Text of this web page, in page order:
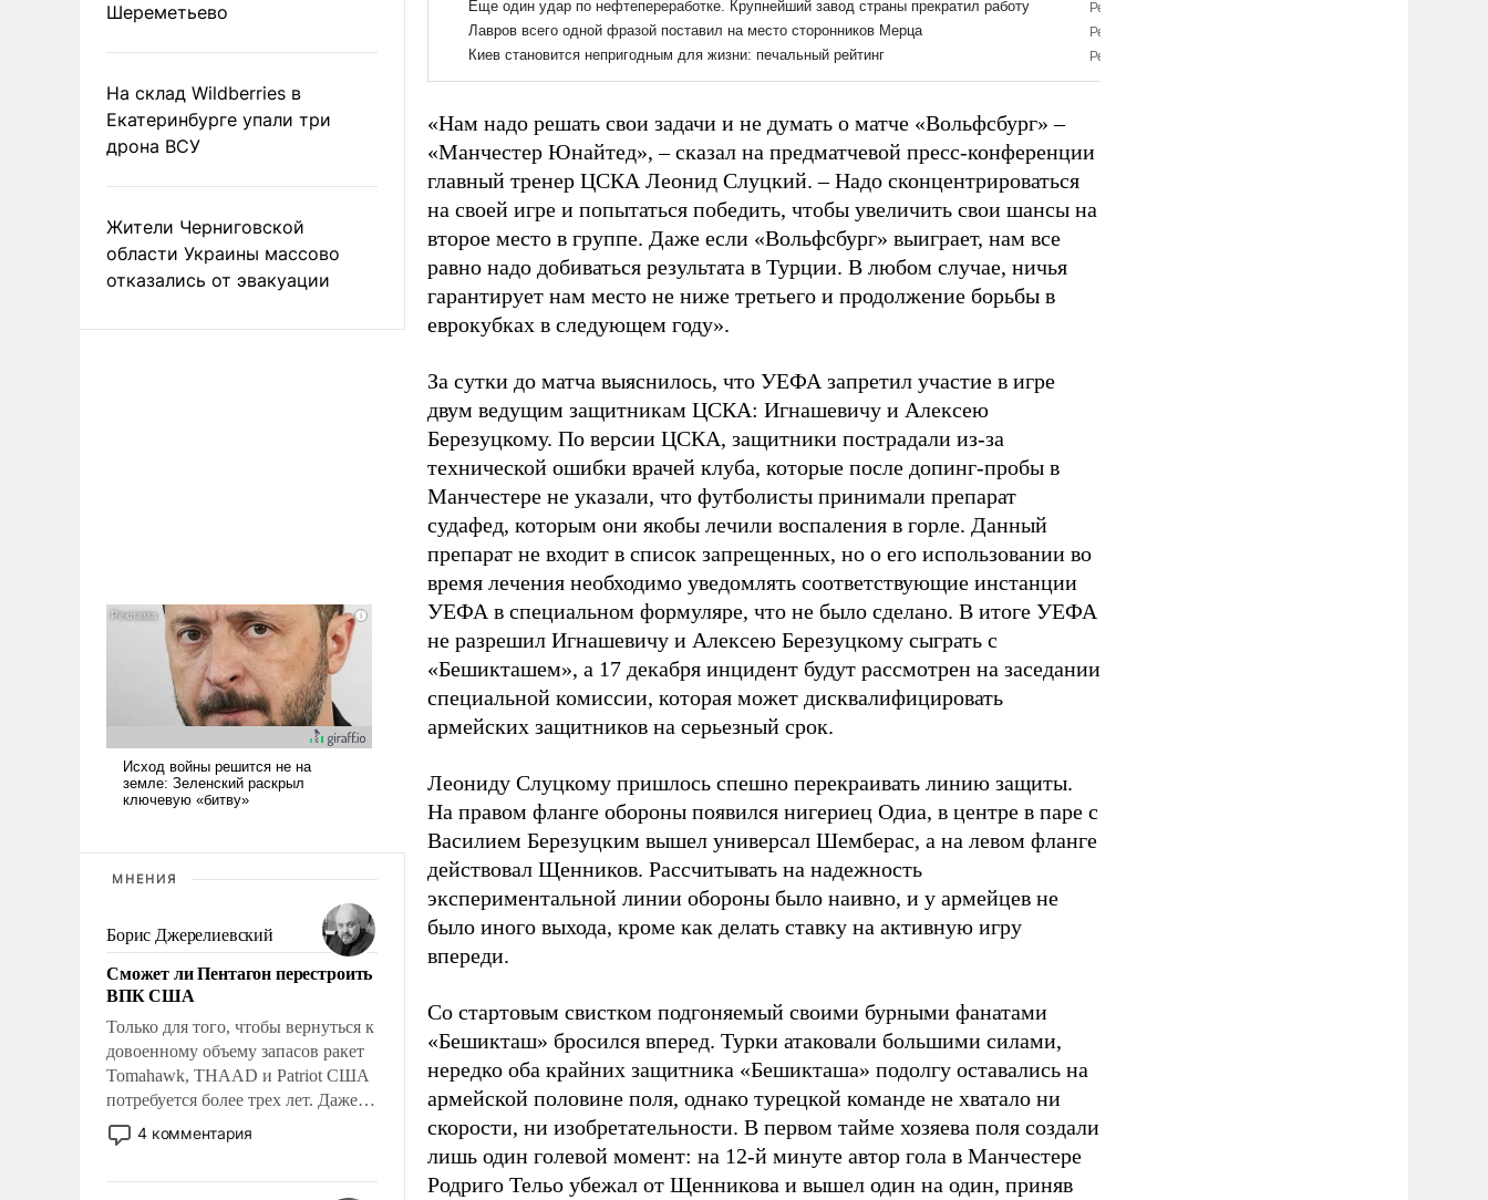
Шереметьево
На склад Wildberries в
Екатеринбурге упали три
дрона ВСУ
Жители Черниговской
области Украины массово
отказались от эвакуации
МНЕНИЯ
Борис Джерелиевский
Сможет ли Пентагон перестроить
ВПК США
Только для того, чтобы вернуться к
довоенному объему запасов ракет
Tomahawk, THAAD и Patriot США
потребуется более трех лет. Даже
небольшая война с Ираном
опустошила американские
4 комментария
«Нам надо решать свои задачи и не думать о матче «Вольфсбург» –
«Манчестер Юнайтед», – сказал на предматчевой пресс-конференции
главный тренер ЦСКА Леонид Слуцкий. – Надо сконцентрироваться
на своей игре и попытаться победить, чтобы увеличить свои шансы на
второе место в группе. Даже если «Вольфсбург» выиграет, нам все
равно надо добиваться результата в Турции. В любом случае, ничья
гарантирует нам место не ниже третьего и продолжение борьбы в
еврокубках в следующем году».
За сутки до матча выяснилось, что УЕФА запретил участие в игре
двум ведущим защитникам ЦСКА: Игнашевичу и Алексею
Березуцкому. По версии ЦСКА, защитники пострадали из-за
технической ошибки врачей клуба, которые после допинг-пробы в
Манчестере не указали, что футболисты принимали препарат
судафед, которым они якобы лечили воспаления в горле. Данный
препарат не входит в список запрещенных, но о его использовании во
время лечения необходимо уведомлять соответствующие инстанции
УЕФА в специальном формуляре, что не было сделано. В итоге УЕФА
не разрешил Игнашевичу и Алексею Березуцкому сыграть с
«Бешикташем», а 17 декабря инцидент будут рассмотрен на заседании
специальной комиссии, которая может дисквалифицировать
армейских защитников на серьезный срок.
Леониду Слуцкому пришлось спешно перекраивать линию защиты.
На правом фланге обороны появился нигериец Одиа, в центре в паре с
Василием Березуцким вышел универсал Шемберас, а на левом фланге
действовал Щенников. Рассчитывать на надежность
экспериментальной линии обороны было наивно, и у армейцев не
было иного выхода, кроме как делать ставку на активную игру
впереди.
Со стартовым свистком подгоняемый своими бурными фанатами
«Бешикташ» бросился вперед. Турки атаковали большими силами,
нередко оба крайних защитника «Бешикташа» подолгу оставались на
армейской половине поля, однако турецкой команде не хватало ни
скорости, ни изобретательности. В первом тайме хозяева поля создали
лишь один голевой момент: на 12-й минуте автор гола в Манчестере
Родриго Тельо убежал от Щенникова и вышел один на один, приняв